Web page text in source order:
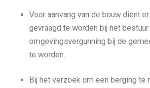
Voor aanvang van de bouw dient
gevraagd te worden bij het
omgevingsvergunning bij de
te worden.
Bij het verzoek om een berging te